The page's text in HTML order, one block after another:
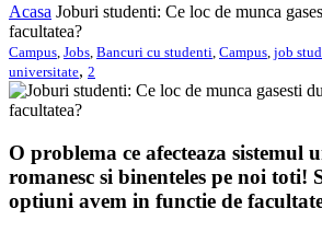
Acasa Joburi studenti: Ce loc de munca
facultatea?
Campus Jobs Bancuri cu studenti Campus job
universitate, 2
O problema ce afecteaza sistemul
romanesc si binenteles pe noi toti!
optiuni avem in functie de